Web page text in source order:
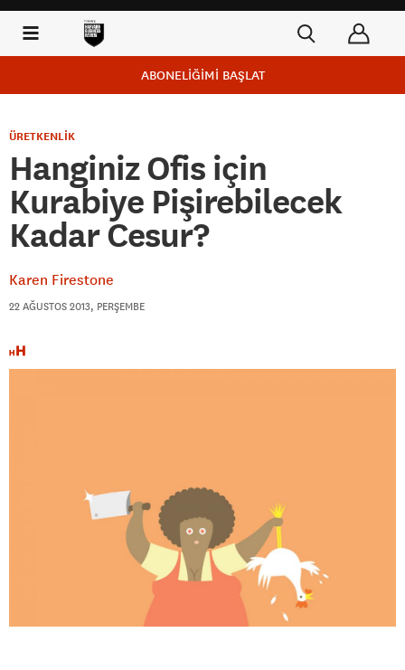
ABONELİĞİMİ BAŞLAT
ÜRETKENLİK
Hanginiz Ofis için
Kurabiye Pişirebilecek
Kadar Cesur?
Karen Firestone
22 AĞUSTOS 2013, PERŞEMBE